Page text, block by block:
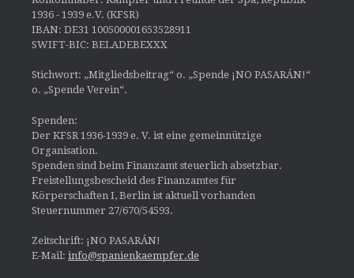
1936 - 1939 e.V. (KFSR)
IBAN: DE31 100500001653528911
SWIFT-BIC: BELADEBEXXX
Stichwort: „Mitgliedsbeitrag“ o. „Spende ¡NO PASARÁN!“
o. „Spende Verein“.
Spenden:
Der KFSR 1936-1939 e. V. ist eine gemeinnützige
Organisation.
Spenden sind beim Finanzamt steuerlich absetzbar.
Freistellungsbescheid des Finanzamtes für
Körperschaften I, Berlin ist aktuell vorhanden
Steuernummer 27/670/54593.
Zeitschrift: ¡NO PASARÁN!
E-Mail: info@spanienkaempfer.de